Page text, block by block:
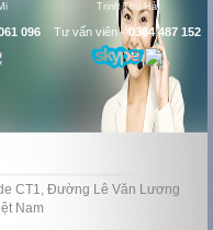
096
Trịnh Thu Hà
Tư vấn viên-0364 487 152
CT1, Đường Lê Văn Lương
Nam